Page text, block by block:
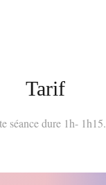
Tarif
séance dure 1h- 1h15.